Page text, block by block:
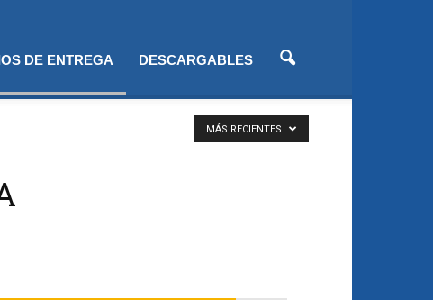
DE ENTREGA DESCARGABLES
MÁS RECIENTES